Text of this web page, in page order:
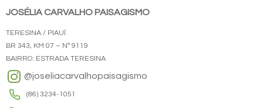
JOSÉLIA CARVALHO PAISAGISMO
TERESINA / PIAUÍ
BR 343, KM 07 – Nº 9119
BAIRRO: ESTRADA TERESINA
@joseliacarvalhopaisagismo
(86) 3234-1051